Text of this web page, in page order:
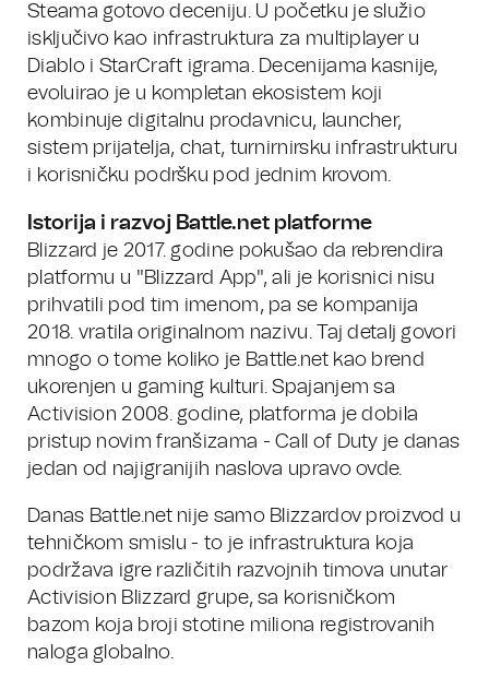
Steama gotovo deceniju. U početku je služio
isključivo kao infrastruktura za multiplayer u
Diablo i StarCraft igrama. Decenijama kasnije,
evoluirao je u kompletan ekosistem koji
kombinuje digitalnu prodavnicu, launcher,
sistem prijatelja, chat, turnirnirsku infrastrukturu
i korisničku podršku pod jednim krovom.
Istorija i razvoj Battle.net platforme
Blizzard je 2017. godine pokušao da rebrendira
platformu u "Blizzard App", ali je korisnici nisu
prihvatili pod tim imenom, pa se kompanija
2018. vratila originalnom nazivu. Taj detalj govori
mnogo o tome koliko je Battle.net kao brend
ukorenjen u gaming kulturi. Spajanjem sa
Activision 2008. godine, platforma je dobila
pristup novim franšizama - Call of Duty je danas
jedan od najigranijih naslova upravo ovde.
Danas Battle.net nije samo Blizzardov proizvod u
tehničkom smislu - to je infrastruktura koja
podržava igre različitih razvojnih timova unutar
Activision Blizzard grupe, sa korisničkom
bazom koja broji stotine miliona registrovanih
naloga globalno.